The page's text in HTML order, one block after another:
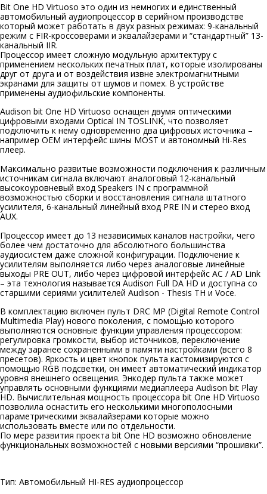
Bit One HD Virtuoso это один из немногих и единственный
автомобильный аудиопроцессор в серийном производстве
который может работать в двух разных режимах: 9-канальный
режим с FIR-кроссоверами и эквалайзерами и “стандартный” 13-
канальный IIR.
Процессор имеет сложную модульную архитектуру с
применением нескольких печатных плат, которые изолированы
друг от друга и от воздействия извне электромагнитными
экранами для защиты от шумов и помех. В устройстве
применены аудиофильские компоненты.
Audison bit One HD Virtuoso оснащен двумя оптическими
цифровыми входами Optical IN TOSLINK, что позволяет
подключить к нему одновременно два цифровых источника –
например ОЕМ интерфейс шины MOST и автономный Hi-Res
плеер.
Максимально развитые возможности подключения к различным
источникам сигнала включают аналоговый 12-канальный
высокоуровневый вход Speakers IN c программной
возможностью сборки и восстановления сигнала штатного
усилителя, 6-канальный линейный вход PRE IN и стерео вход
AUX.
Процессор имеет до 13 независимых каналов настройки, чего
более чем достаточно для абсолютного большинства
аудиосистем даже сложной конфигурации. Подключение к
усилителям выполняется либо через аналоговые линейные
выходы PRE OUT, либо через цифровой интерфейс АС / AD Link
– эта технология называется Audison Full DA HD и доступна со
старшими сериями усилителей Audison - Thesis ТН и Voce.
В комплектацию включен пульт DRC MP (Digital Remote Control
Multimedia Play) нового поколения, с помощью которого
выполняются основные функции управления процессором:
регулировка громкости, выбор источников, переключение
между заранее сохраненными в памяти настройками (всего 8
пресетов). Яркость и цвет кнопок пульта кастомизируются с
помощью RGB подсветки, он имеет автоматический индикатор
уровня внешнего освещения. Энкодер пульта также может
управлять основными функциями медиаплеера Audison bit Play
HD. Вычислительная мощность процессора bit One HD Virtuoso
позволила оснастить его несколькими многополосными
параметрическими эквалайзерами которые можно
использовать вместе или по отдельности.
По мере развития проекта bit One HD возможно обновление
функциональных возможностей с новыми версиями “прошивки”.
Тип: Автомобильный HI-RES аудиопроцессор